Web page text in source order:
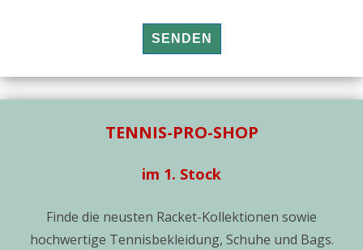
TENNIS-PRO-SHOP
im 1. Stock
Finde die neusten Racket-Kollektionen sowie
hochwertige Tennisbekleidung, Schuhe und Bags.